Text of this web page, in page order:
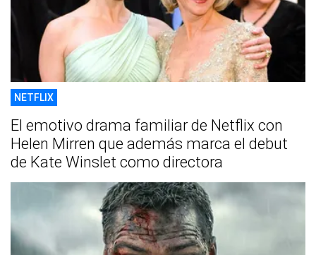
NETFLIX
El emotivo drama familiar de Netflix con
Helen Mirren que además marca el debut
de Kate Winslet como directora